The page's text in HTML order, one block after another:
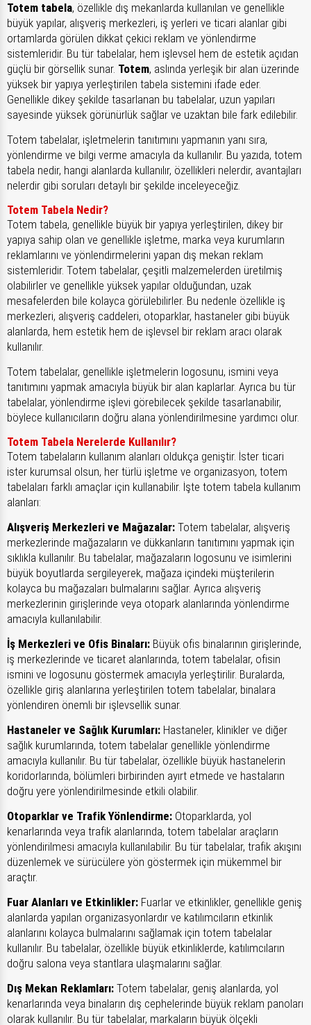
Totem tabela, özellikle dış mekanlarda kullanılan ve genellikle
büyük yapılar, alışveriş merkezleri, iş yerleri ve ticari alanlar gibi
ortamlarda görülen dikkat çekici reklam ve yönlendirme
sistemleridir. Bu tür tabelalar, hem işlevsel hem de estetik açıdan
güçlü bir görsellik sunar. Totem, aslında yerleşik bir alan üzerinde
yüksek bir yapıya yerleştirilen tabela sistemini ifade eder.
Genellikle dikey şekilde tasarlanan bu tabelalar, uzun yapıları
sayesinde yüksek görünürlük sağlar ve uzaktan bile fark edilebilir.
Totem tabelalar, işletmelerin tanıtımını yapmanın yanı sıra,
yönlendirme ve bilgi verme amacıyla da kullanılır. Bu yazıda, totem
tabela nedir, hangi alanlarda kullanılır, özellikleri nelerdir, avantajları
nelerdir gibi soruları detaylı bir şekilde inceleyeceğiz.
Totem Tabela Nedir?
Totem tabela, genellikle büyük bir yapıya yerleştirilen, dikey bir
yapıya sahip olan ve genellikle işletme, marka veya kurumların
reklamlarını ve yönlendirmelerini yapan dış mekan reklam
sistemleridir. Totem tabelalar, çeşitli malzemelerden üretilmiş
olabilirler ve genellikle yüksek yapılar olduğundan, uzak
mesafelerden bile kolayca görülebilirler. Bu nedenle özellikle iş
merkezleri, alışveriş caddeleri, otoparklar, hastaneler gibi büyük
alanlarda, hem estetik hem de işlevsel bir reklam aracı olarak
kullanılır.
Totem tabelalar, genellikle işletmelerin logosunu, ismini veya
tanıtımını yapmak amacıyla büyük bir alan kaplarlar. Ayrıca bu tür
tabelalar, yönlendirme işlevi görebilecek şekilde tasarlanabilir,
böylece kullanıcıların doğru alana yönlendirilmesine yardımcı olur.
Totem Tabela Nerelerde Kullanılır?
Totem tabelaların kullanım alanları oldukça geniştir. İster ticari
ister kurumsal olsun, her türlü işletme ve organizasyon, totem
tabelaları farklı amaçlar için kullanabilir. İşte totem tabela kullanım
alanları:
Alışveriş Merkezleri ve Mağazalar: Totem tabelalar, alışveriş
merkezlerinde mağazaların ve dükkanların tanıtımını yapmak için
sıklıkla kullanılır. Bu tabelalar, mağazaların logosunu ve isimlerini
büyük boyutlarda sergileyerek, mağaza içindeki müşterilerin
kolayca bu mağazaları bulmalarını sağlar. Ayrıca alışveriş
merkezlerinin girişlerinde veya otopark alanlarında yönlendirme
amacıyla kullanılabilir.
İş Merkezleri ve Ofis Binaları: Büyük ofis binalarının girişlerinde,
iş merkezlerinde ve ticaret alanlarında, totem tabelalar, ofisin
ismini ve logosunu göstermek amacıyla yerleştirilir. Buralarda,
özellikle giriş alanlarına yerleştirilen totem tabelalar, binalara
yönlendiren önemli bir işlevsellik sunar.
Hastaneler ve Sağlık Kurumları: Hastaneler, klinikler ve diğer
sağlık kurumlarında, totem tabelalar genellikle yönlendirme
amacıyla kullanılır. Bu tür tabelalar, özellikle büyük hastanelerin
koridorlarında, bölümleri birbirinden ayırt etmede ve hastaların
doğru yere yönlendirilmesinde etkili olabilir.
Otoparklar ve Trafik Yönlendirme: Otoparklarda, yol
kenarlarında veya trafik alanlarında, totem tabelalar araçların
yönlendirilmesi amacıyla kullanılabilir. Bu tür tabelalar, trafik akışını
düzenlemek ve sürücülere yön göstermek için mükemmel bir
araçtır.
Fuar Alanları ve Etkinlikler: Fuarlar ve etkinlikler, genellikle geniş
alanlarda yapılan organizasyonlardır ve katılımcıların etkinlik
alanlarını kolayca bulmalarını sağlamak için totem tabelalar
kullanılır. Bu tabelalar, özellikle büyük etkinliklerde, katılımcıların
doğru salona veya stantlara ulaşmalarını sağlar.
Dış Mekan Reklamları: Totem tabelalar, geniş alanlarda, yol
kenarlarında veya binaların dış cephelerinde büyük reklam panoları
olarak kullanılır. Bu tür tabelalar, markaların büyük ölçekli